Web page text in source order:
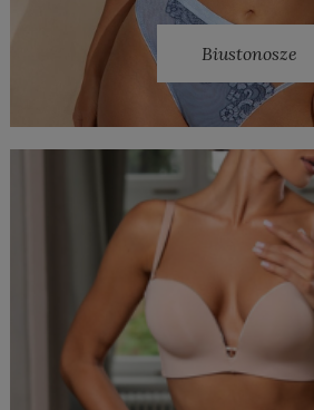
Biustonosze